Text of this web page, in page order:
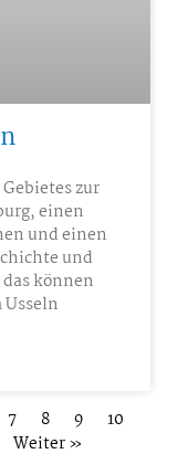
zur
einen
und einen
und
können
7 8 9
10
Weiter »